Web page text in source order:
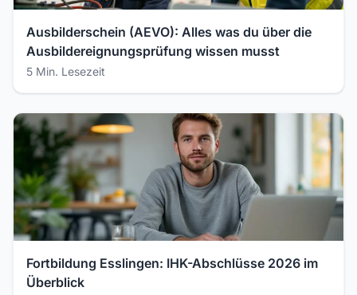
Ausbilderschein (AEVO): Alles was du über die
Ausbildereignungsprüfung wissen musst
5 Min. Lesezeit
Fortbildung Esslingen: IHK-Abschlüsse 2026 im
Überblick